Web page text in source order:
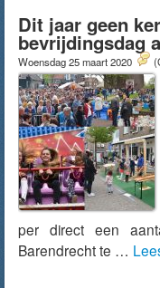
Dit jaar geen
bevrijdingsdag
Woensdag 25 maart 2020
per direct een
Barendrecht te …